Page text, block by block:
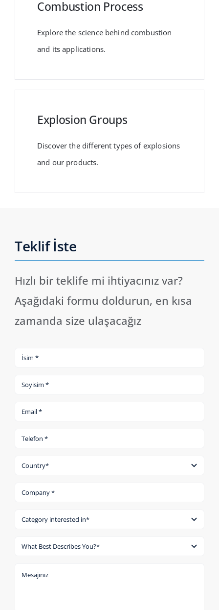
Combustion Process
Explore the science behind combustion
and its applications.
Explosion Groups
Discover the different types of explosions
and our products.
Teklif İste
Hızlı bir teklife mi ihtiyacınız var?
Aşağıdaki formu doldurun, en kısa
zamanda size ulaşacağız